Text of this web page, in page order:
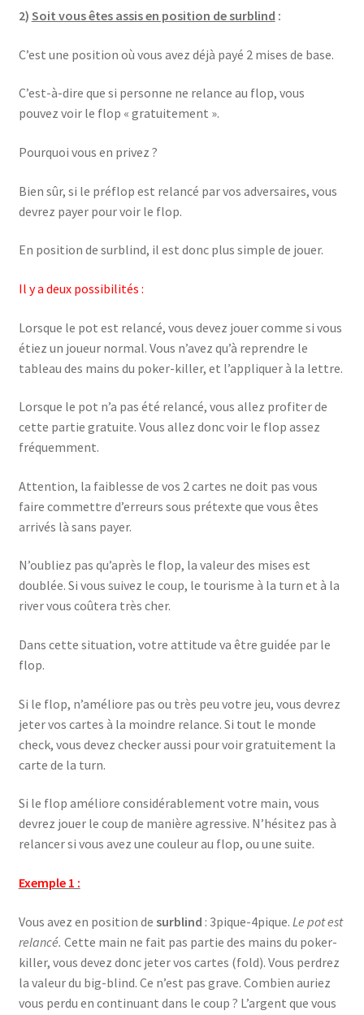
2) Soit vous êtes assis en position de surblind :
C’est une position où vous avez déjà payé 2 mises de base.
C’est-à-dire que si personne ne relance au flop, vous
pouvez voir le flop « gratuitement ».
Pourquoi vous en privez ?
Bien sûr, si le préflop est relancé par vos adversaires, vous
devrez payer pour voir le flop.
En position de surblind, il est donc plus simple de jouer.
Il y a deux possibilités :
Lorsque le pot est relancé, vous devez jouer comme si vous
étiez un joueur normal. Vous n’avez qu’à reprendre le
tableau des mains du poker-killer, et l’appliquer à la lettre.
Lorsque le pot n’a pas été relancé, vous allez profiter de
cette partie gratuite. Vous allez donc voir le flop assez
fréquemment.
Attention, la faiblesse de vos 2 cartes ne doit pas vous
faire commettre d’erreurs sous prétexte que vous êtes
arrivés là sans payer.
N’oubliez pas qu’après le flop, la valeur des mises est
doublée. Si vous suivez le coup, le tourisme à la turn et à la
river vous coûtera très cher.
Dans cette situation, votre attitude va être guidée par le
flop.
Si le flop, n’améliore pas ou très peu votre jeu, vous devrez
jeter vos cartes à la moindre relance. Si tout le monde
check, vous devez checker aussi pour voir gratuitement la
carte de la turn.
Si le flop améliore considérablement votre main, vous
devrez jouer le coup de manière agressive. N’hésitez pas à
relancer si vous avez une couleur au flop, ou une suite.
Exemple 1 :
Vous avez en position de surblind : 3pique-4pique. Le pot est
relancé. Cette main ne fait pas partie des mains du poker-
killer, vous devez donc jeter vos cartes (fold). Vous perdrez
la valeur du big-blind. Ce n’est pas grave. Combien auriez
vous perdu en continuant dans le coup ? L’argent que vous